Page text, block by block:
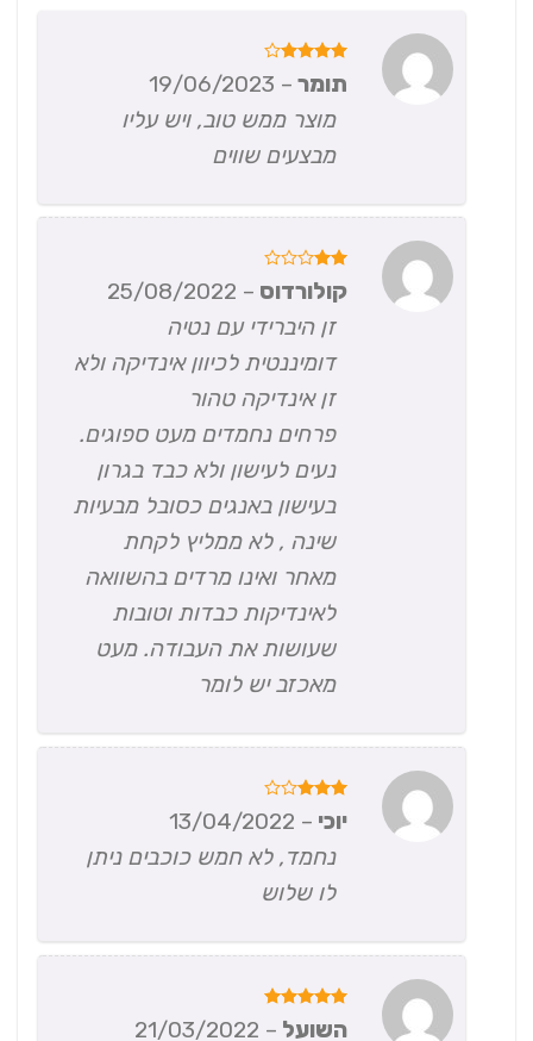
מתוך 5
תומר–
19/06/2023
מוצר ממש טוב, ויש עליו
מבצעים שווים
דורג
קולורדוס–
25/08/2022
זן היברידי עם נטיה
דומיננטית לכיוון אינדיקה ולא
זן אינדיקה טהור
פרחים נחמדים מעט ספוגים.
נעים לעישון ולא כבד בגרון
בעישון באנגים כסובל מבעיות
שינה , לא ממליץ לקחת
מאחר ואינו מרדים בהשוואה
לאינדיקות כבדות וטובות
שעושות את העבודה. מעט
מאכזב יש לומר
דורג3
מתוך 5
יוכי–
13/04/2022
נחמד, לא חמש כוכבים ניתן
לו שלוש
מתוך 5
השועל–
21/03/2022